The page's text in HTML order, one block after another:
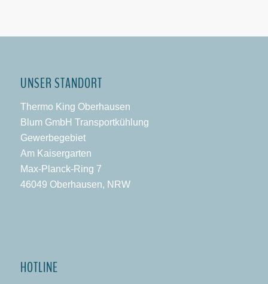
UNSER STANDORT
Thermo King Oberhausen
Blum GmbH Transportkühlung
Gewerbegebiet
Am Kaisergarten
Max-Planck-Ring 7
46049 Oberhausen, NRW
HOTLINE